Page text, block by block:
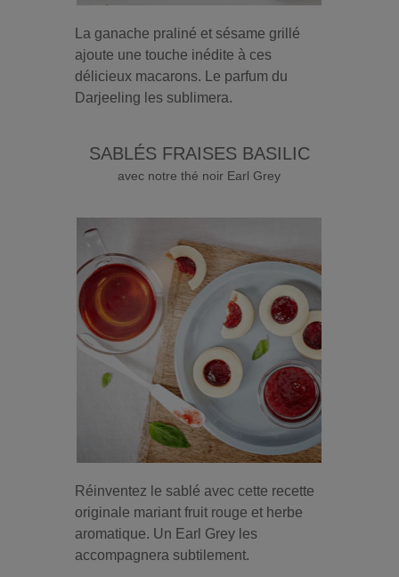
La ganache praliné et sésame grillé
ajoute une touche inédite à ces
délicieux macarons. Le parfum du
Darjeeling les sublimera.
SABLÉS FRAISES BASILIC
avec notre thé noir Earl Grey
Réinventez le sablé avec cette recette
originale mariant fruit rouge et herbe
aromatique. Un Earl Grey les
accompagnera subtilement.